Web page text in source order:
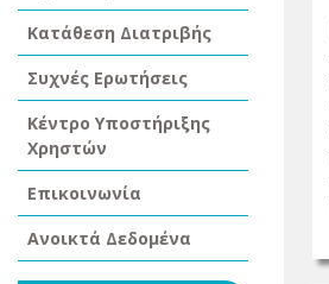
Κατάθεση Διατριβής
Συχνές Ερωτήσεις
Κέντρο Υποστήριξης
Χρηστών
Επικοινωνία
Ανοικτά Δεδομένα